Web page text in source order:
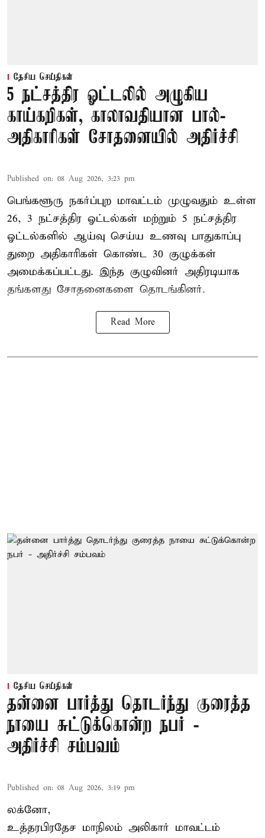
தேசிய செய்திகள்
5 நட்சத்திர ஓட்டலில் அழுகிய
காய்கறிகள், காலாவதியான பால்-
அதிகாரிகள் சோதனையில் அதிர்ச்சி
Published on: 08 Aug 2026, 3:23 pm
பெங்களூரு நகர்ப்புற மாவட்டம் முழுவதும் உள்ள
26, 3 நட்சத்திர ஓட்டல்கள் மற்றும் 5 நட்சத்திர
ஓட்டல்களில் ஆய்வு செய்ய உணவு பாதுகாப்பு
துறை அதிகாரிகள் கொண்ட 30 குழுக்கள்
அமைக்கப்பட்டது. இந்த குழுவினர் அதிரடியாக
தங்களது சோதனைகளை தொடங்கினர்.
Read More
தேசிய செய்திகள்
தன்னை பார்த்து தொடர்ந்து குரைத்த
நாயை சுட்டுக்கொன்ற நபர் -
அதிர்ச்சி சம்பவம்
Published on: 08 Aug 2026, 3:19 pm
லக்னோ,
உத்தரபிரதேச மாநிலம் அலிகார் மாவட்டம்